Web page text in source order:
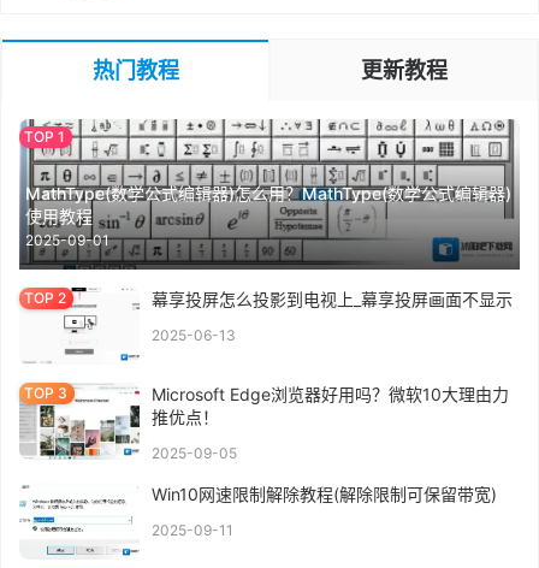
热门教程 更新教程
MathType(数学公式编辑器)怎么用？MathType(数学公式编辑器)
使用教程
2025-09-01
幕享投屏怎么投影到电视上_幕享投屏画面不显示
2025-06-13
Microsoft Edge浏览器好用吗？微软10大理由力
推优点！
2025-09-05
Win10网速限制解除教程(解除限制可保留带宽)
2025-09-11